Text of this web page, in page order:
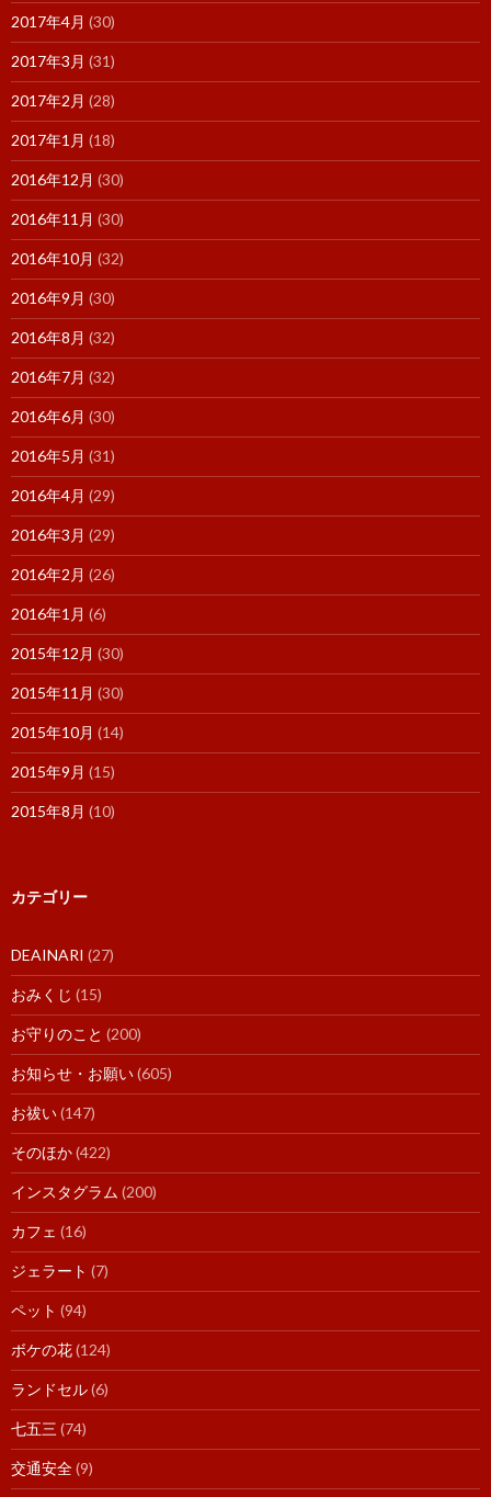
2017年4月 (30)
2017年3月 (31)
2017年2月 (28)
2017年1月 (18)
2016年12月 (30)
2016年11月 (30)
2016年10月 (32)
2016年9月 (30)
2016年8月 (32)
2016年7月 (32)
2016年6月 (30)
2016年5月 (31)
2016年4月 (29)
2016年3月 (29)
2016年2月 (26)
2016年1月 (6)
2015年12月 (30)
2015年11月 (30)
2015年10月 (14)
2015年9月 (15)
2015年8月 (10)
カテゴリー
DEAINARI (27)
おみくじ (15)
お守りのこと (200)
お知らせ・お願い(605)
お祓い(147)
そのほか(422)
インスタグラム (200)
カフェ (16)
ジェラート (7)
ペット (94)
ボケの花(124)
ランドセル(6)
七五三 (74)
交通安全(9)